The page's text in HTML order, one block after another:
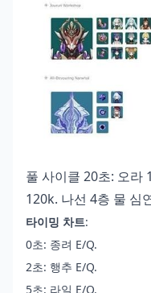
풀 사이클 20초: 오라
120k. 나선 4층 물 심
타이밍 차트:
0초: 종려 E/Q.
2초: 행추 E/Q.
5초: 라일 E/Q.